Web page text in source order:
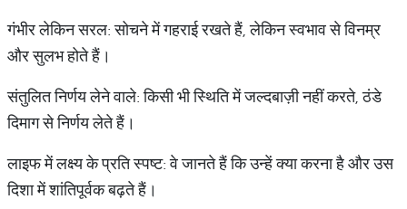
गंभीर लेकिन सरल: सोचने में गहराई रखते हैं, लेकिन स्वभाव से विनम्र
और सुलभ होते हैं।
संतुलित निर्णय लेने वाले: किसी भी स्थिति में जल्दबाज़ी नहीं करते, ठंडे
दिमाग से निर्णय लेते हैं।
लाइफ में लक्ष्य के प्रति स्पष्ट: वे जानते हैं कि उन्हें क्या करना है और उस
दिशा में शांतिपूर्वक बढ़ते हैं।